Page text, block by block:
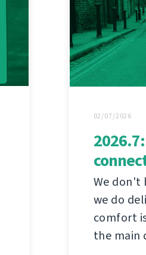
02/07/2026
We don't
we do
comfort
the main